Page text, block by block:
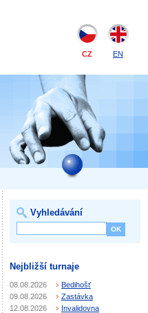
CZ EN
Vyhledávání
Nejbližší turnaje
08.08.2026
Bedihošť
09.08.2026
Zastávka
12.08.2026
Invalidovna